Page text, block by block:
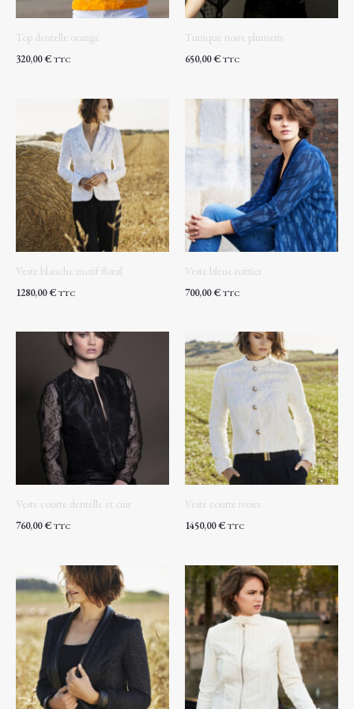
Top dentelle orangé
320,00€ TTC
Tunique noire plumetis
650,00€ TTC
Veste blanche motif floral
1280,00€ TTC
Veste bleue nattier
700,00€ TTC
Veste courte dentelle et cuir
760,00€ TTC
Veste courte ivoire
1450,00€ TTC